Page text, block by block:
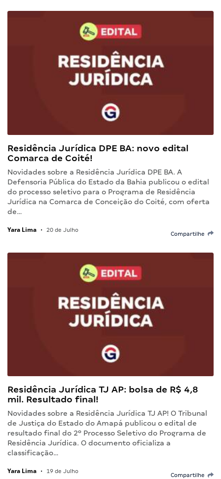
Residência Jurídica DPE BA: novo edital
Comarca de Coité!
Novidades sobre a Residência Jurídica DPE BA. A
Defensoria Pública do Estado da Bahia publicou o edital
do processo seletivo para o Programa de Residência
Jurídica na Comarca de Conceição do Coité, com oferta
de…
Yara Lima • 20 de Julho
Compartilhe
Residência Jurídica TJ AP: bolsa de R$ 4,8
mil. Resultado final!
Novidades sobre a Residência Jurídica TJ AP! O Tribunal
de Justiça do Estado do Amapá publicou o edital de
resultado final do 2º Processo Seletivo do Programa de
Residência Jurídica. O documento oficializa a
classificação…
Yara Lima • 19 de Julho
Compartilhe